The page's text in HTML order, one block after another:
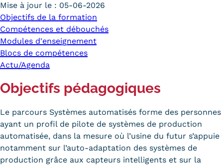
suites de parcours
Modalités d'enseignement
Formation en présentiel
Alternance
Enseignement à distance
Validation des Acquis de
l'Expérience (VAE)
Validation des études
Mise à jour le : 05-06-2026
Objectifs de la formation
Compétences et débouchés
Modules d'enseignement
Blocs de compétences
Actu/Agenda
Objectifs pédagogiques
Le parcours Systèmes automatisés forme des personnes
ayant un profil de pilote de systèmes de production
automatisée, dans la mesure où l’usine du futur s’appuie
notamment sur l’auto-adaptation des systèmes de
production grâce aux capteurs intelligents et sur la